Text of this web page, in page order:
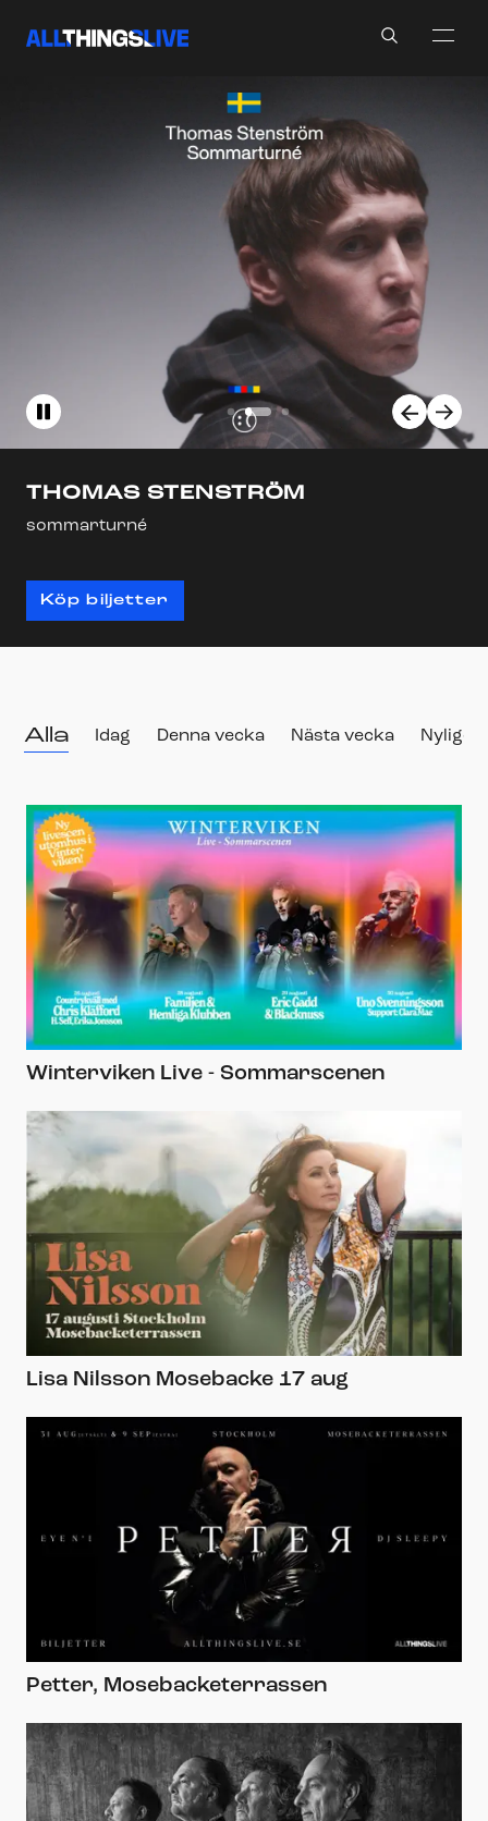
THOMAS STENSTRÖM
sommarturné
Köp biljetter
Alla Idag Denna vecka Nästa vecka
Winterviken Live - Sommarscenen
Lisa Nilsson Mosebacke 17 aug
Petter, Mosebacketerrassen